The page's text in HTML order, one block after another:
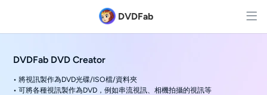
DVDFab
DVDFab DVD Creator
• 將視訊製作為DVD光碟/ISO檔/資料夾
• 可將各種視訊製作為DVD，例如串流視訊、相機拍攝的視訊等